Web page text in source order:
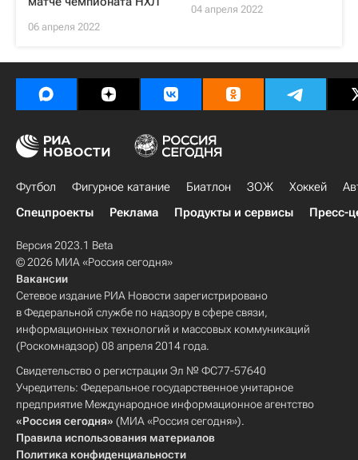
06 апреля 2022
04 апреля 2022
Футбол Фигурное катание Биатлон ЗОЖ Хоккей
Спецпроекты
Реклама Продукты и сервисы Пресс-
Версия 2023.1 Beta
© 2026 МИА «Россия сегодня»
Вакансии
Сетевое издание РИА Новости зарегистрировано
в Федеральной службе по надзору в сфере связи,
информационных технологий и массовых коммуникаций
(Роскомнадзор) 08 апреля 2014 года.
Свидетельство о регистрации Эл № ФС77-57640
Учредитель: Федеральное государственное унитарное
предприятие Международное информационное агентство
«Россия сегодня» (МИА «Россия сегодня»).
Правила использования материалов
Политика конфиденциальности